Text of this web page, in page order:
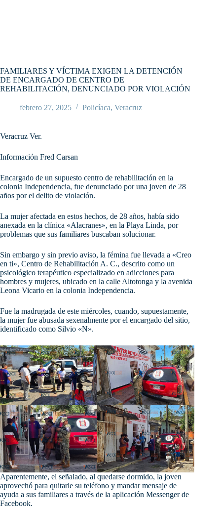
FAMILIARES Y VÍCTIMA EXIGEN LA DETENCIÓN
DE ENCARGADO DE CENTRO DE
REHABILITACIÓN, DENUNCIADO POR VIOLACIÓN
febrero 27, 2025 Policíaca, Veracruz
Veracruz Ver.
Información Fred Carsan
Encargado de un supuesto centro de rehabilitación en la
colonia Independencia, fue denunciado por una joven de 28
años por el delito de violación.
La mujer afectada en estos hechos, de 28 años, había sido
anexada en la clínica «Alacranes», en la Playa Linda, por
problemas que sus familiares buscaban solucionar.
Sin embargo y sin previo aviso, la fémina fue llevada a «Creo
en ti», Centro de Rehabilitación A. C., descrito como un
psicológico terapéutico especializado en adicciones para
hombres y mujeres, ubicado en la calle Altotonga y la avenida
Leona Vicario en la colonia Independencia.
Fue la madrugada de este miércoles, cuando, supuestamente,
la mujer fue abusada sexenalmente por el encargado del sitio,
identificado como Silvio «N».
Aparentemente, el señalado, al quedarse dormido, la joven
aprovechó para quitarle su teléfono y mandar mensaje de
ayuda a sus familiares a través de la aplicación Messenger de
Facebook.